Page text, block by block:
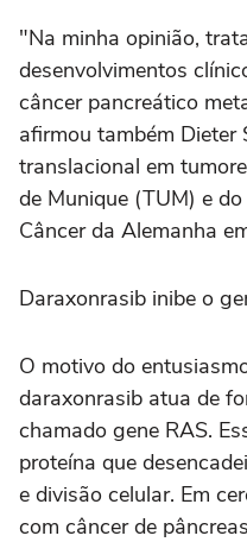
"Na minha opinião,
desenvolvimentos
câncer pancreático
afirmou também Dieter
translacional em
de Munique (TUM) e
Câncer da Alemanha
Daraxonrasib inibe o
O motivo do
daraxonrasib atua de
chamado gene RAS.
proteína que
e divisão celular. Em
com câncer de